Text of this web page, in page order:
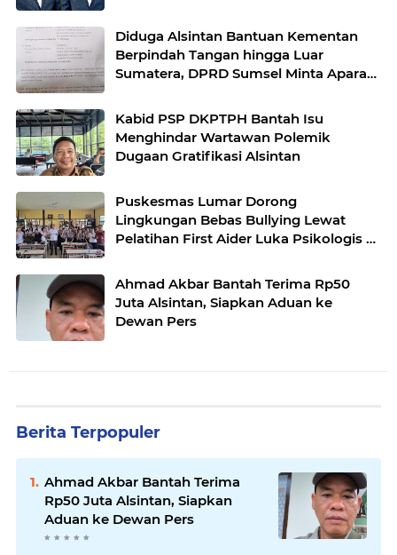
Diduga Alsintan Bantuan Kementan
Berpindah Tangan hingga Luar
Sumatera, DPRD Sumsel Minta Aparat
Kabid PSP DKPTPH Bantah Isu
Menghindar Wartawan Polemik
Dugaan Gratifikasi Alsintan
Puskesmas Lumar Dorong
Lingkungan Bebas Bullying Lewat
Pelatihan First Aider Luka Psikologis di
Ahmad Akbar Bantah Terima Rp50
Juta Alsintan, Siapkan Aduan ke
Dewan Pers
Berita Terpopuler
Ahmad Akbar Bantah Terima
Rp50 Juta Alsintan, Siapkan
Aduan ke Dewan Pers